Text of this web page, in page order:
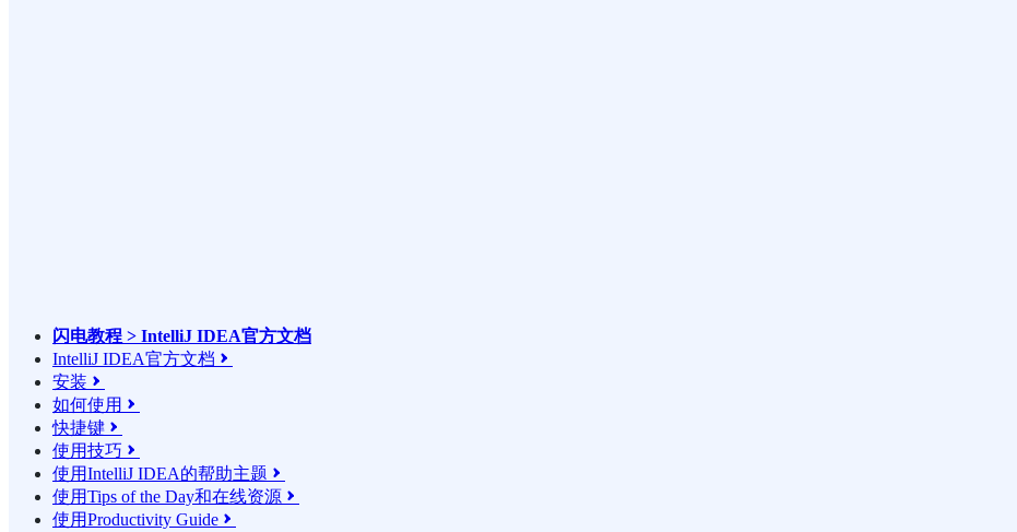
闪电教程 > IntelliJ IDEA官方文档
IntelliJ IDEA官方文档 
安装 
如何使用 
快捷键 
使用技巧 
使用IntelliJ IDEA的帮助主题 
使用Tips of the Day和在线资源 
使用Productivity Guide 